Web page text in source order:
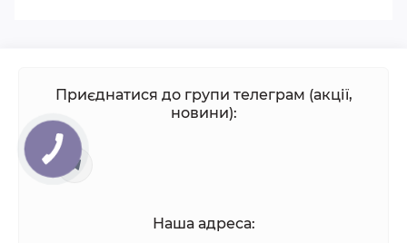
Приєднатися до групи телеграм (акції,
новини):
Наша адреса: